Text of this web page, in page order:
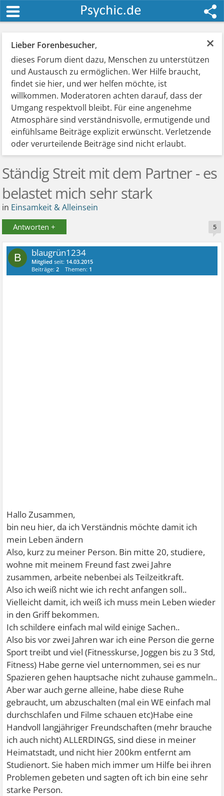
×
Lieber Forenbesucher,
dieses Forum dient dazu, Menschen zu unterstützen
und Austausch zu ermöglichen. Wer Hilfe braucht,
findet sie hier, und wer helfen möchte, ist
willkommen. Moderatoren achten darauf, dass der
Umgang respektvoll bleibt. Für eine angenehme
Atmosphäre sind verständnisvolle, ermutigende und
einfühlsame Beiträge explizit erwünscht. Verletzende
oder verurteilende Beiträge sind nicht erlaubt.
Ständig Streit mit dem Partner - es
belastet mich sehr stark
in Einsamkeit & Alleinsein
Antworten + 5
B blaugrün1234
Mitglied seit: 14.03.2015
Beiträge:2 Themen: 1
Hallo Zusammen,
bin neu hier, da ich Verständnis möchte damit ich
mein Leben ändern
Also, kurz zu meiner Person. Bin mitte 20, studiere,
wohne mit meinem Freund fast zwei Jahre
zusammen, arbeite nebenbei als Teilzeitkraft.
Also ich weiß nicht wie ich recht anfangen soll..
Vielleicht damit, ich weiß ich muss mein Leben wieder
in den Griff bekommen.
Ich schildere einfach mal wild einige Sachen..
Also bis vor zwei Jahren war ich eine Person die gerne
Sport treibt und viel (Fitnesskurse, Joggen bis zu 3 Std,
Fitness) Habe gerne viel unternommen, sei es nur
Spazieren gehen hauptsache nicht zuhause gammeln..
Aber war auch gerne alleine, habe diese Ruhe
gebraucht, um abzuschalten (mal ein WE einfach mal
durchschlafen und Filme schauen etc)Habe eine
Handvoll langjähriger Freundschaften (mehr brauche
ich auch nicht) ALLERDINGS, sind diese in meiner
Heimatstadt, und nicht hier 200km entfernt am
Studienort. Sie haben mich immer um Hilfe bei ihren
Problemen gebeten und sagten oft ich bin eine sehr
starke Person.